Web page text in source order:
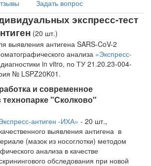
Задать вопрос
экспресс-тест
(20 шт.)
выявления антигена SARS-CoV-2
анализа «Экспресс-
in vitro, по ТУ 21.20.23-004-
№ LSPZ20K01.
и современное
технопарке "Сколково"
антиген -ИХА» - 20 шт.,
выявления антигена в
(мазок из носоглотки) методом
анализа в качестве
обследования при новой